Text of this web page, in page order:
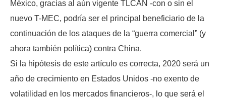
México, gracias al aún vigente TLCAN -con o sin el
nuevo T-MEC, podría ser el principal beneficiario de la
continuación de los ataques de la “guerra comercial” (y
ahora también política) contra China.
Si la hipótesis de este artículo es correcta, 2020 será un
año de crecimiento en Estados Unidos -no exento de
volatilidad en los mercados financieros-, lo que será el